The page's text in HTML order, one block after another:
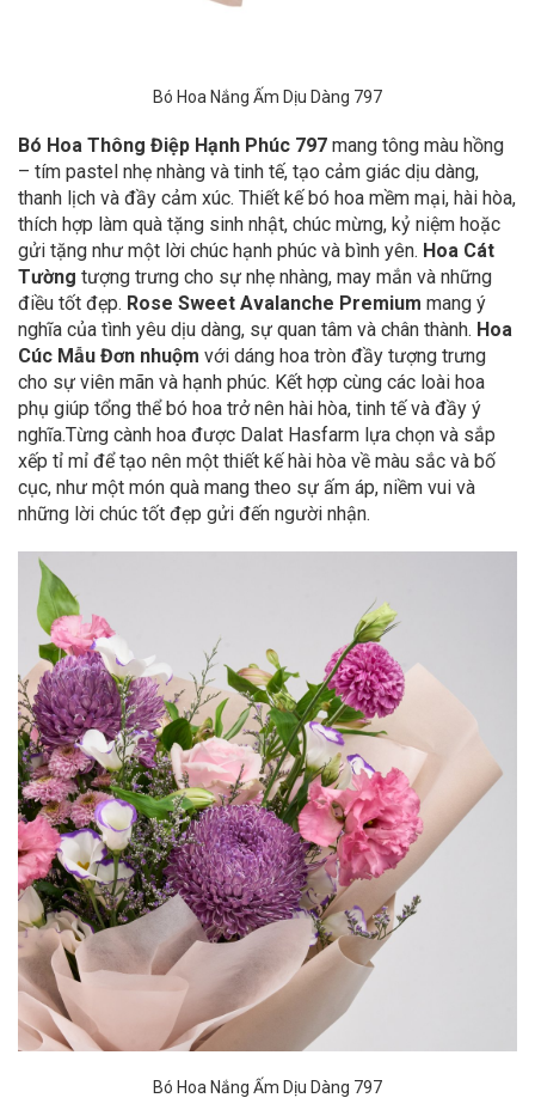
Bó Hoa Nắng Ấm Dịu Dàng 797
Bó Hoa Thông Điệp Hạnh Phúc 797 mang tông màu hồng
– tím pastel nhẹ nhàng và tinh tế, tạo cảm giác dịu dàng,
thanh lịch và đầy cảm xúc. Thiết kế bó hoa mềm mại, hài hòa,
thích hợp làm quà tặng sinh nhật, chúc mừng, kỷ niệm hoặc
gửi tặng như một lời chúc hạnh phúc và bình yên. Hoa Cát
Tường tượng trưng cho sự nhẹ nhàng, may mắn và những
điều tốt đẹp. Rose Sweet Avalanche Premium mang ý
nghĩa của tình yêu dịu dàng, sự quan tâm và chân thành. Hoa
Cúc Mẫu Đơn nhuộm với dáng hoa tròn đầy tượng trưng
cho sự viên mãn và hạnh phúc. Kết hợp cùng các loài hoa
phụ giúp tổng thể bó hoa trở nên hài hòa, tinh tế và đầy ý
nghĩa.Từng cành hoa được Dalat Hasfarm lựa chọn và sắp
xếp tỉ mỉ để tạo nên một thiết kế hài hòa về màu sắc và bố
cục, như một món quà mang theo sự ấm áp, niềm vui và
những lời chúc tốt đẹp gửi đến người nhận.
Bó Hoa Nắng Ấm Dịu Dàng 797